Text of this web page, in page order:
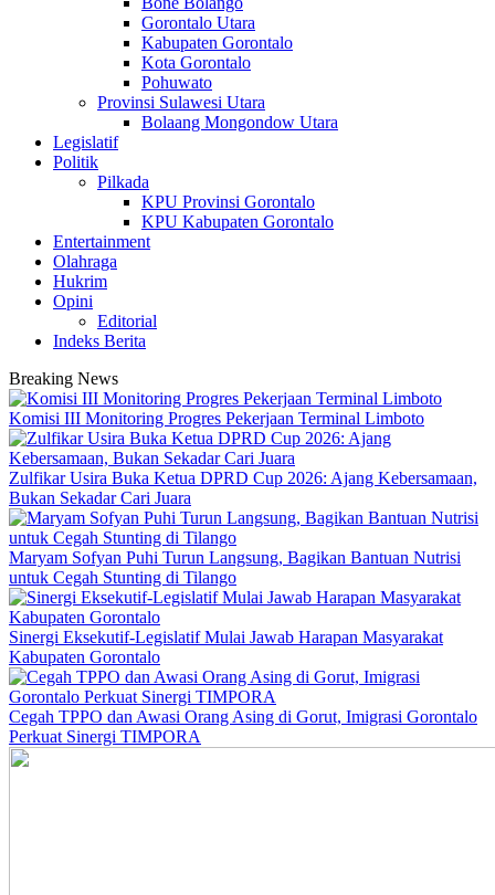
Gorontalo Utara
Kabupaten Gorontalo
Kota Gorontalo
Pohuwato
Provinsi Sulawesi Utara
Bolaang Mongondow Utara
Legislatif
Politik
Pilkada
KPU Provinsi Gorontalo
KPU Kabupaten Gorontalo
Entertainment
Olahraga
Hukrim
Opini
Editorial
Indeks Berita
Breaking News
Komisi III Monitoring Progres Pekerjaan Terminal Limboto
Zulfikar Usira Buka Ketua DPRD Cup 2026: Ajang Kebersamaan,
Bukan Sekadar Cari Juara
Maryam Sofyan Puhi Turun Langsung, Bagikan Bantuan Nutrisi
untuk Cegah Stunting di Tilango
Sinergi Eksekutif-Legislatif Mulai Jawab Harapan Masyarakat
Kabupaten Gorontalo
Cegah TPPO dan Awasi Orang Asing di Gorut, Imigrasi Gorontalo
Perkuat Sinergi TIMPORA